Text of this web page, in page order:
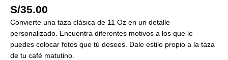
S/35.00
Convierte una taza clásica de 11 Oz en un detalle
personalizado. Encuentra diferentes motivos a los que le
puedes colocar fotos que tú desees. Dale estilo propio a la taza
de tu café matutino.